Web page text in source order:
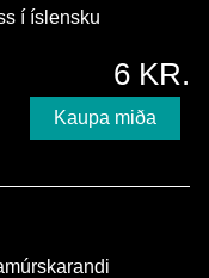
í íslensku
6 KR.
Kaupa miða